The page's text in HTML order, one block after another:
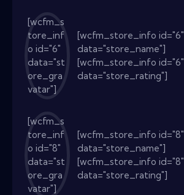
[wcfm_s
tore_inf
o id="6"
data="st
ore_gra
vatar"]
[wcfm_store_info id="6"
data="store_name"]
[wcfm_store_info id="6"
data="store_rating"]
[wcfm_s
tore_inf
o id="8"
data="st
ore_gra
vatar"]
[wcfm_store_info id="8"
data="store_name"]
[wcfm_store_info id="8"
data="store_rating"]